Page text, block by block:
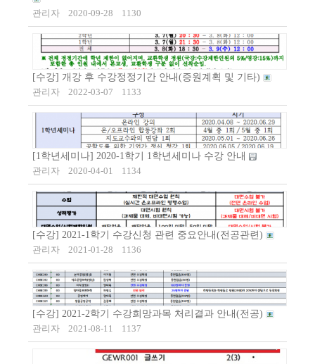
관리자 2020-09-28 1130
[수강] 개강 후 수강정정기간 안내(증원계획 및 기타)
관리자
2022-03-07 1133
[1학년세미나] 2020-1학기 1학년세미나 수강 안내
관리자
2020-04-01 1134
[수강] 2021-1학기 수강신청 관련 중요안내(전공관련)
관리자
2021-01-28 1136
[수강] 2021-2학기 수강희망과목 처리결과 안내(전공)
관리자
2021-08-11 1137